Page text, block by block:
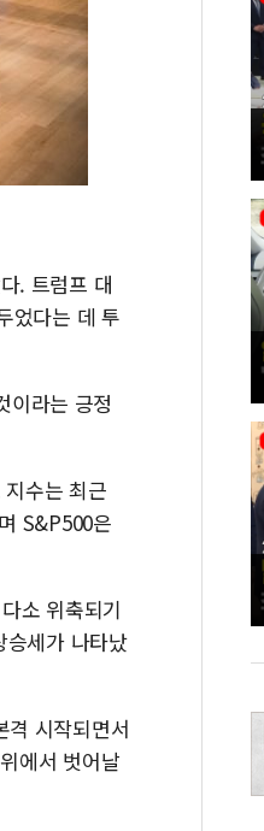
. 트럼프 대
었다는 데 투
이라는 긍정
수는 최근
S&P500은
소 위축되기
세가 나타났
격 시작되면서
에서 벗어날